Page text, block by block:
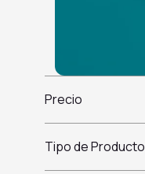
Precio
Tipo de Producto